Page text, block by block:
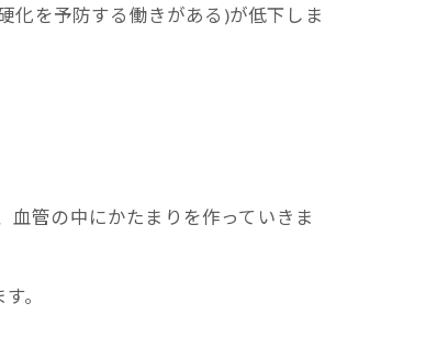
化を予防する働きがある)が低下しま
管の中にかたまりを作っていきま
。